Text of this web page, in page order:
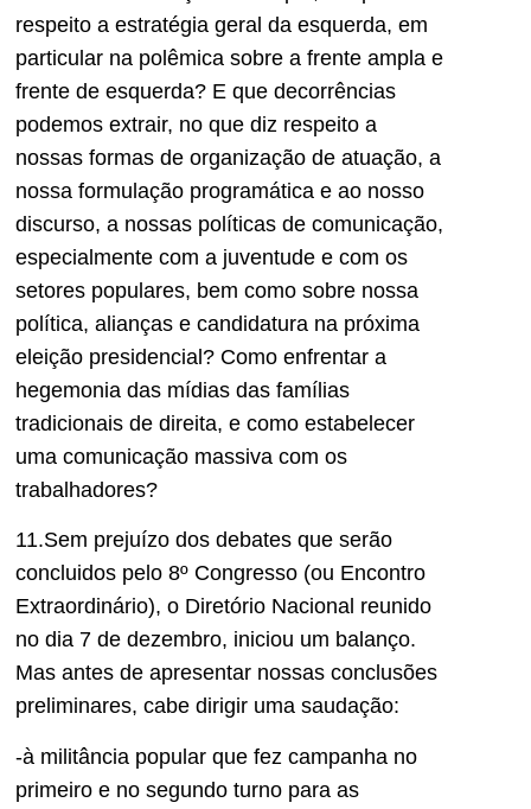
respeito a estratégia geral da esquerda, em
particular na polêmica sobre a frente ampla e
frente de esquerda? E que decorrências
podemos extrair, no que diz respeito a
nossas formas de organização de atuação, a
nossa formulação programática e ao nosso
discurso, a nossas políticas de comunicação,
especialmente com a juventude e com os
setores populares, bem como sobre nossa
política, alianças e candidatura na próxima
eleição presidencial? Como enfrentar a
hegemonia das mídias das famílias
tradicionais de direita, e como estabelecer
uma comunicação massiva com os
trabalhadores?
11.Sem prejuízo dos debates que serão
concluidos pelo 8º Congresso (ou Encontro
Extraordinário), o Diretório Nacional reunido
no dia 7 de dezembro, iniciou um balanço.
Mas antes de apresentar nossas conclusões
preliminares, cabe dirigir uma saudação:
-à militância popular que fez campanha no
primeiro e no segundo turno para as